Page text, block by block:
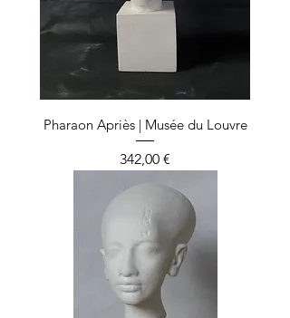
Pharaon Apriès | Musée du Louvre
Prix
342,00 €